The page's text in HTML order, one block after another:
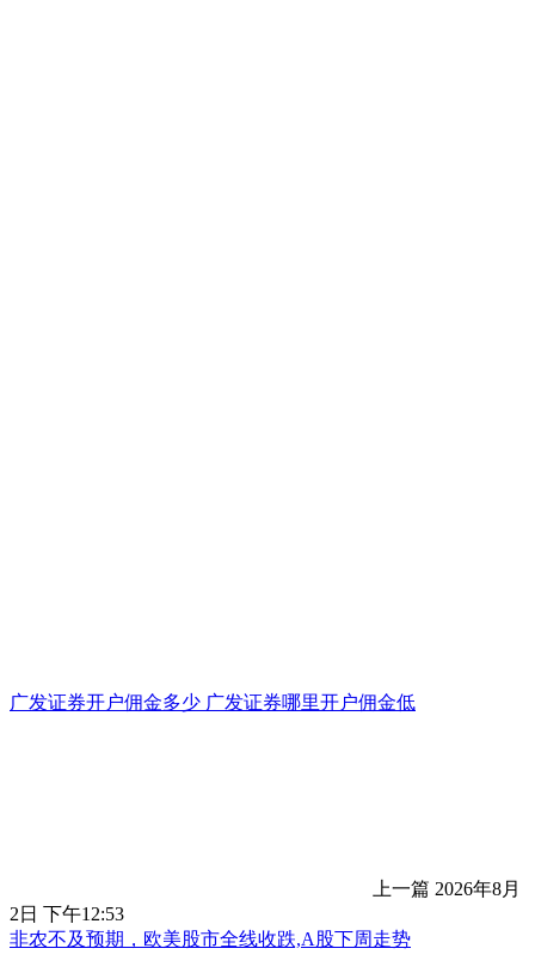
广发证券开户佣金多少 广发证券哪里开户佣金低
上一篇 2026年8月
2日 下午12:53
非农不及预期，欧美股市全线收跌,A股下周走势